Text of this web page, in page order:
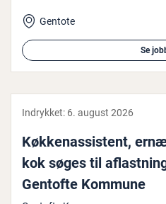
Gentote
Se
Indrykket: 6. august 2026
Køk­ke­nas­si­stent,
kok søges til
Gentofte Kommune